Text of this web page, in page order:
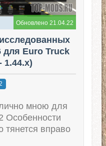
Обновлено 21.04.22
для Euro Truck
1.44.x)
мною для
Особенности
вправо